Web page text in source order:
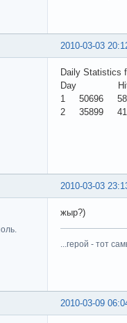
2010-03-03
Daily Statistics
Day
1 50696
2 35899
2010-03-03
жыр?)
...герой - тот
2010-03-09